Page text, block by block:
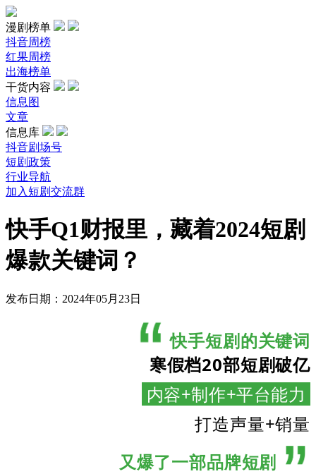
漫剧榜单
抖音周榜
红果周榜
出海榜单
干货内容
信息图
文章
信息库
抖音剧场号
短剧政策
行业导航
加入短剧交流群
快手Q1财报里，藏着2024短剧
爆款关键词？
发布日期：2024年05月23日
快手短剧的关键词
寒假档20部短剧破亿
内容+制作+平台能力
打造声量+销量
又爆了一部品牌短剧